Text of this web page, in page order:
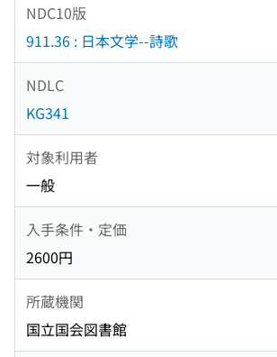
NDC10版
911.36 : 日本文学--詩歌
NDLC
KG341
対象利用者
一般
入手条件・定価
2600円
所蔵機関
国立国会図書館